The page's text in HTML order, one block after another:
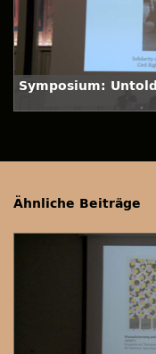
Symposium:
Ähnliche Beiträge